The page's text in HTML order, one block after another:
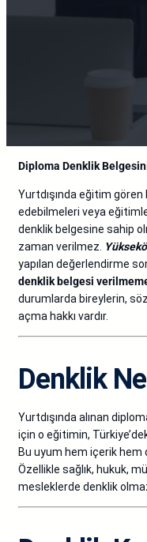
Diploma Denklik
Yurtdışında eğitim
edebilmeleri veya
denklik belgesine sahip
zaman verilmez.
yapılan değerlendirme
denklik belgesi
durumlarda bireylerin,
açma hakkı vardır.
Denklik
Yurtdışında alınan
için o eğitimin,
Bu uyum hem içerik hem
Özellikle sağlık, hukuk,
mesleklerde denklik